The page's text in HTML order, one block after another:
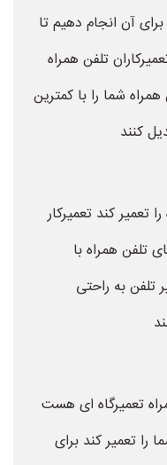
آن انجام دهیم تا
تلفن همراه
شما را با کمترین
کنند
کند تعمیرکار
تلفن همراه با
تلفن به راحتی
تعمیرگاه ای هست
را تعمیر کند برای